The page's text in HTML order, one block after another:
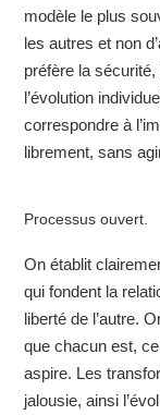
modèle le plus
les autres et non
préfère la
l’évolution
correspondre à
librement, sans
Processus ouvert.
On établit
qui fondent la
liberté de l’autre.
que chacun est,
aspire. Les
jalousie, ainsi